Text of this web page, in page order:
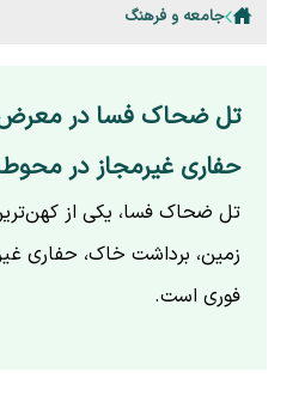
تولید قزل‌آلا در ایران به بیش از ۲۷۳ هزار
راز ۱۰ بار آتش‌سوزی در میانکاله؛ پشت‌پرده حریق‌های سریالی چیست؟
جامعه و فرهنگ
تل ضحاک فسا در معرض
حفاری غیرمجاز در
تل ضحاک فسا، یکی از
زمین، برداشت خاک، حفاری
فوری است.